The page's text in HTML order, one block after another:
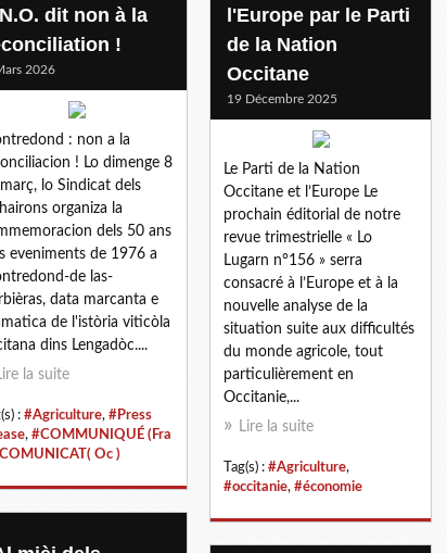
dit non à la
!
2026
: non a la
! Lo dimenge 8
lo Sindicat dels
organiza la
dels 50 ans
eveniments de 1976 a
de las-
data marcanta e
de l'istòria viticòla
dins Lengadòc....
la suite
: #Agriculture, #Press
, #COMMUNIQUÉ (Fra
Oc )
l'Europe par le Parti
de la Nation
Occitane
19 Décembre 2025
Le Parti de la Nation
Occitane et l’Europe Le
prochain éditorial de notre
revue trimestrielle « Lo
Lugarn n°156 » serra
consacré à l’Europe et à la
nouvelle analyse de la
situation suite aux difficultés
du monde agricole, tout
particulièrement en
Occitanie,...
Lire la suite
Tag(s) : #Agriculture,
#occitanie, #économie